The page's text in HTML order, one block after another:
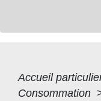
Accueil
Consommation